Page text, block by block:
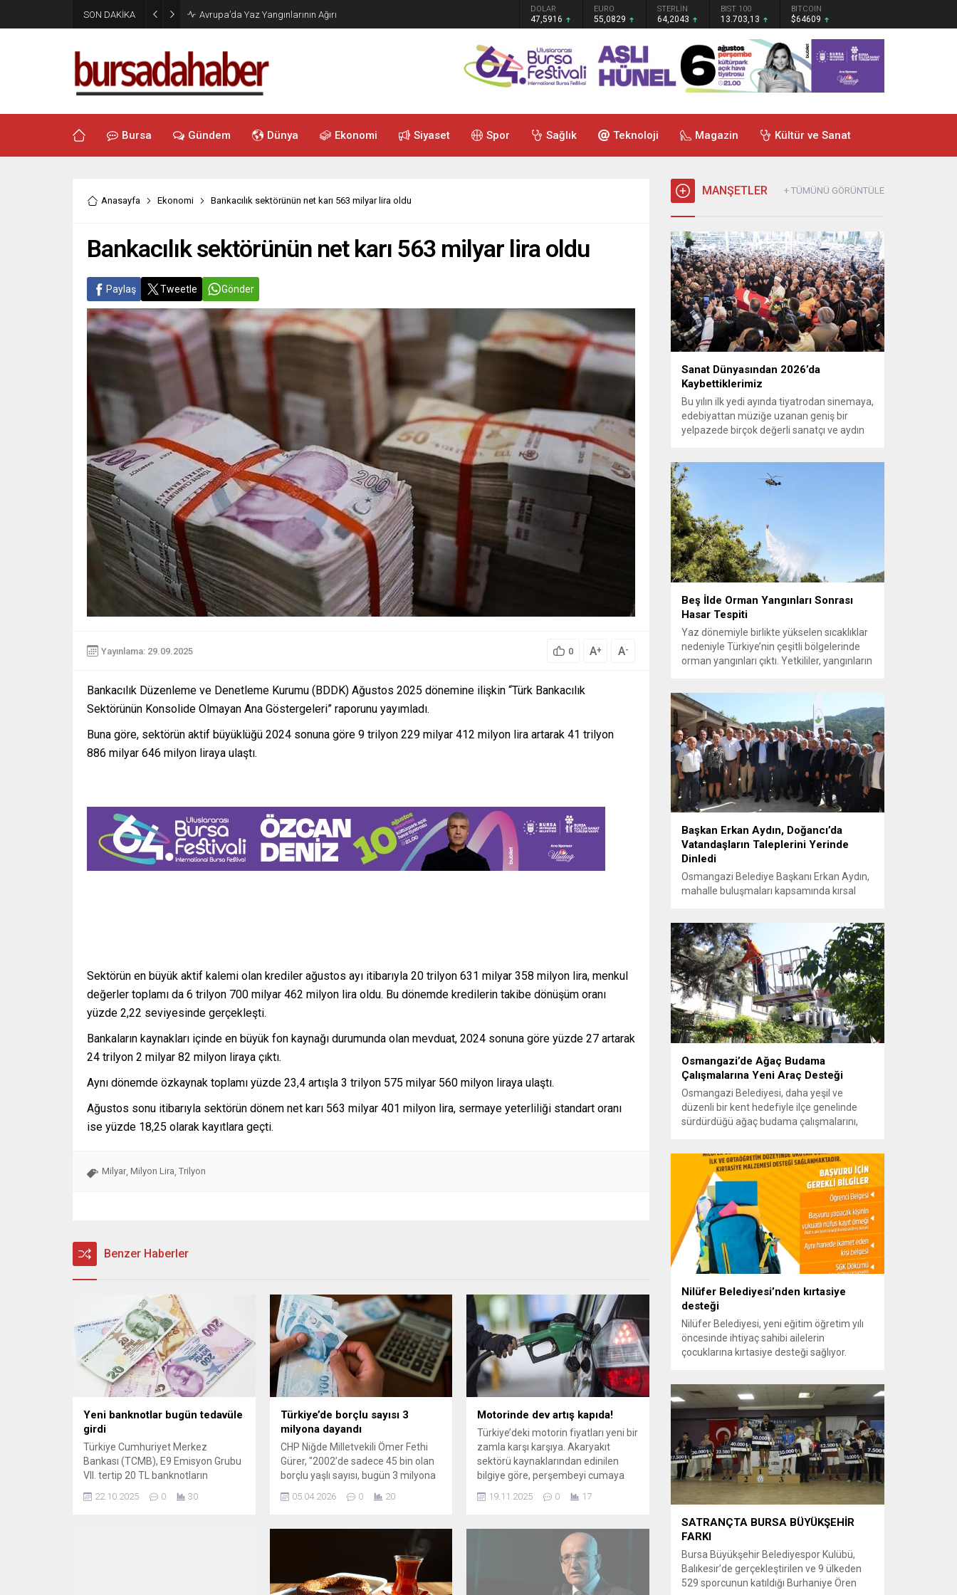
SON DAKİKA Avrupa’da Yaz Yangınlarının Ağırı DOLAR
47,5916
EURO
55,0829
STERLİN
64,2043
BIST 100
13.703,13
BITCOIN
$64609
Bursa Gündem Dünya Ekonomi Siyaset Spor Sağlık Teknoloji Magazin Kültür ve Sanat
Anasayfa Ekonomi Bankacılık sektörünün net karı 563 milyar lira oldu
Bankacılık sektörünün net karı 563 milyar lira oldu
Paylaş Tweetle Gönder
Yayınlama: 29.09.2025 0 A+ A-
Bankacılık Düzenleme ve Denetleme Kurumu (BDDK) Ağustos 2025 dönemine ilişkin “Türk Bankacılık
Sektörünün Konsolide Olmayan Ana Göstergeleri” raporunu yayımladı.
Buna göre, sektörün aktif büyüklüğü 2024 sonuna göre 9 trilyon 229 milyar 412 milyon lira artarak 41 trilyon
886 milyar 646 milyon liraya ulaştı.
Sektörün en büyük aktif kalemi olan krediler ağustos ayı itibarıyla 20 trilyon 631 milyar 358 milyon lira, menkul
değerler toplamı da 6 trilyon 700 milyar 462 milyon lira oldu. Bu dönemde kredilerin takibe dönüşüm oranı
yüzde 2,22 seviyesinde gerçekleşti.
Bankaların kaynakları içinde en büyük fon kaynağı durumunda olan mevduat, 2024 sonuna göre yüzde 27 artarak
24 trilyon 2 milyar 82 milyon liraya çıktı.
Aynı dönemde özkaynak toplamı yüzde 23,4 artışla 3 trilyon 575 milyar 560 milyon liraya ulaştı.
Ağustos sonu itibarıyla sektörün dönem net karı 563 milyar 401 milyon lira, sermaye yeterliliği standart oranı
ise yüzde 18,25 olarak kayıtlara geçti.
Milyar Milyon Lira Trilyon
Benzer Haberler
Yeni banknotlar bugün tedavüle
girdi
Türkiye Cumhuriyet Merkez
Bankası (TCMB), E9 Emisyon Grubu
VII. tertip 20 TL banknotların
sunulacağını duyurdu. Karar, Resmî
22.10.2025 0 30
Türkiye’de borçlu sayısı 3
milyona dayandı
CHP Niğde Milletvekili Ömer Fethi
Gürer, "2002’de sadece 45 bin olan
borçlu yaşlı sayısı, bugün 3 milyona
borçlu yaşlı sayısı da yüzde 6 bin
05.04.2026 0 20
Motorinde dev artış kapıda!
Türkiye’deki motorin fiyatları yeni bir
zamla karşı karşıya. Akaryakıt
sektörü kaynaklarından edinilen
bilgiye göre, perşembeyi cumaya
motorinin litre fiyatına 2,5 TL
bekleniyor ...
19.11.2025 0 17
MANŞETLER + TÜMÜNÜ GÖRÜNTÜLE
Sanat Dünyasından 2026’da
Kaybettiklerimiz
Bu yılın ilk yedi ayında tiyatrodan sinemaya,
edebiyattan müziğe uzanan geniş bir
yelpazede birçok değerli sanatçı ve aydın
camiasında derin üzüntü yarattı.
Kaybettiklerimizin anısına, yaşamları
boyunca üretip bıraktıkları eserler ve
katkılar yeniden hatırlanıyor; sanat
dünyasının hafızasında kalıcı...
Beş İlde Orman Yangınları Sonrası
Hasar Tespiti
Yaz dönemiyle birlikte yükselen sıcaklıklar
nedeniyle Türkiye’nin çeşitli bölgelerinde
orman yangınları çıktı. Yetkililer, yangınların
vatandaşları dikkatli olmaya çağırıyor.
Çevre, Şehircilik ve İklim Değişikliği Bakanı
Murat Kurum, beş ilde yapılan hasar
tespitlerinin sonuçlarını paylaştı ve
etkilenenlerin yanında olunacağını
vurguladı. Kayıtlar ve tespit...
Başkan Erkan Aydın, Doğancı’da
Vatandaşların Taleplerini Yerinde
Dinledi
Osmangazi Belediye Başkanı Erkan Aydın,
mahalle buluşmaları kapsamında kırsal
beklentileri yerinde dinledi. Başkan Aydın,
hiçbir mahalleye ayrım yapmadan,
belediyenin imkanları doğrultusunda
sorunlara çözüm üretmek için 7/24
çalıştıklarını vurguladı. Vatandaşların
beklentilerini yerinde tespit ederek çözüm
odaklı çalışmalar yürüten Osmangazi
Belediye Başkanı...
Osmangazi’de Ağaç Budama
Çalışmalarına Yeni Araç Desteği
Osmangazi Belediyesi, daha yeşil ve
düzenli bir kent hedefiyle ilçe genelinde
sürdürdüğü ağaç budama çalışmalarını,
erişim ve güvenlik avantajıyla daha etkin
şekilde gerçekleştiriyor. Osmangazi
Belediyesi, ilçe genelindeki yeşil alanların
korunması, ağaçların sağlıklı gelişiminin
desteklenmesi ve kent estetiğinin
iyileştirilmesi amacıyla yürüttüğü...
Nilüfer Belediyesi’nden kırtasiye
desteği
Nilüfer Belediyesi, yeni eğitim öğretim yılı
öncesinde ihtiyaç sahibi ailelerin
çocuklarına kırtasiye desteği sağlıyor.
ihtiyaç sahibi ailelerin yükünü hafifletiyor.
Bu yıl da Nilüfer Belediyesi 2026-2027 yılı
eğitim öğretim yılı öncesinde ilk ve
ortaöğretim öğrencileri için kırtasiye
desteği sağlayacak. Öğrencilere...
SATRANÇTA BURSA BÜYÜKŞEHİR
FARKI
Bursa Büyükşehir Belediyespor Kulübü,
Balıkesir’de gerçekleştirilen ve 9 ülkeden
529 sporcunun katıldığı Burhaniye Ören